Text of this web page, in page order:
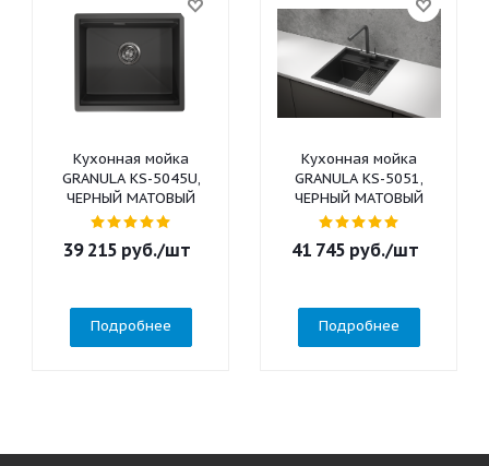
Кухонная мойка
GRANULA KS-5045U,
ЧЕРНЫЙ МАТОВЫЙ
39 215 руб./шт
Подробнее
Кухонная мойка
GRANULA KS-5051,
ЧЕРНЫЙ МАТОВЫЙ
41 745 руб./шт
Подробнее